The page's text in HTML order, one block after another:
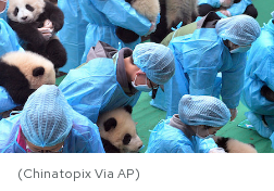
Sport
PODCAST
NEWSLETTER
(Chinatopix Via AP)